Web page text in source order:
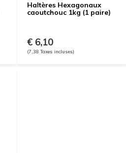
Haltères Hexagonaux
caoutchouc 1kg (1 paire)
€ 6,10
(7,38 Taxes incluses)